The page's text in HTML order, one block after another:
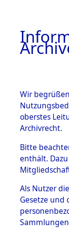
BESTÄNDE
1.
mente
5.
5.3
Wir
oberstes
Archivrecht.
Bitte
enthält.
Als Nutzer
Gesetze